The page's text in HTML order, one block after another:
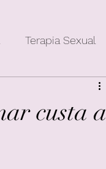
Terapia Sexual
custa a